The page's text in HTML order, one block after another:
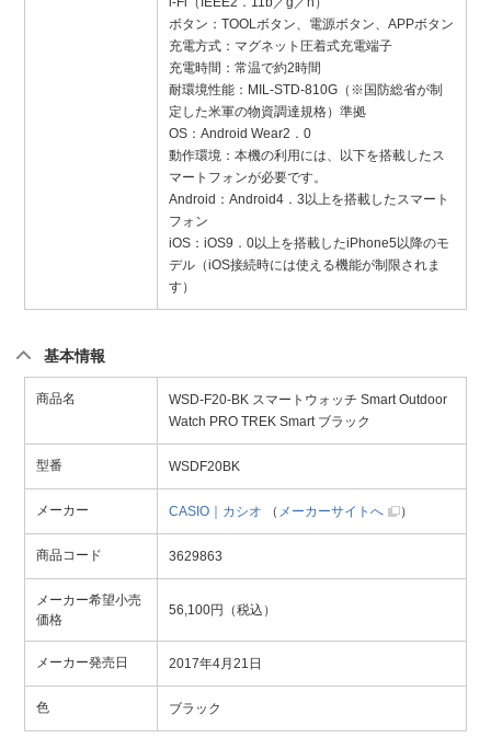
ボタン：TOOLボタン、電源ボタン、APPボタン
充電方式：マグネット圧着式充電端子
充電時間：常温で約2時間
耐環境性能：MIL-STD-810G（※国防総省が制
定した米軍の物資調達規格）準拠
OS：Android Wear2．0
動作環境：本機の利用には、以下を搭載したス
マートフォンが必要です。
Android：Android4．3以上を搭載したスマート
フォン
iOS：iOS9．0以上を搭載したiPhone5以降のモ
デル（iOS接続時には使える機能が制限されま
す）
基本情報
商品名
WSD-F20-BK スマートウォッチ Smart Outdoor
Watch PRO TREK Smart ブラック
型番 WSDF20BK
メーカー CASIO｜カシオ （ メーカーサイトへ ）
商品コード 3629863
メーカー希望小売
価格
56,100円（税込）
メーカー発売日 2017年4月21日
色 ブラック